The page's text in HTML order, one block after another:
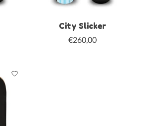
City Slicker
€260,00